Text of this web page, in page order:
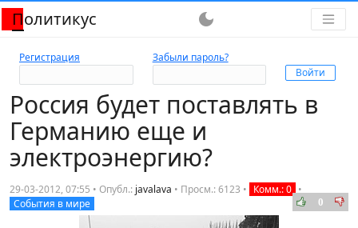
Политикус dark_mode
Регистрация Забыли пароль?
Россия будет поставлять в
Германию еще и
электроэнергию?
29-03-2012, 07:55 • Опубл.: javalava • Просм.: 6123 • Комм.: 0 •
События в мире
0